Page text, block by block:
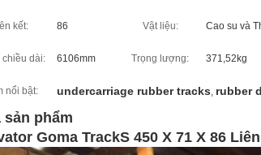
kết: 86 Vật liệu: Cao su và
chiều dài: 6106mm Trọng lượng: 371,52kg
nổi bật: undercarriage rubber tracks, rubber
sản phẩm
Goma TrackS 450 X 71 X 86